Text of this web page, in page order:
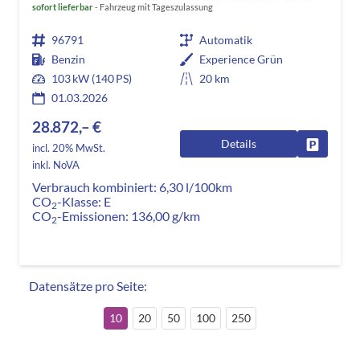
sofort lieferbar Fahrzeug mit Tageszulassung
96791
Automatik
Benzin
Experience Grün
103 kW (140 PS)
20 km
01.03.2026
28.872,– €
incl. 20% MwSt.
inkl. NoVA
Details
Verbrauch kombiniert: 6,30 l/100km
CO2-Klasse: E
CO2-Emissionen: 136,00 g/km
Datensätze pro Seite:
10 20 50 100 250